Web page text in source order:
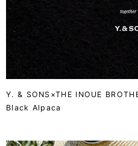
Y. & SONS×THE INOUE
Black Alpaca